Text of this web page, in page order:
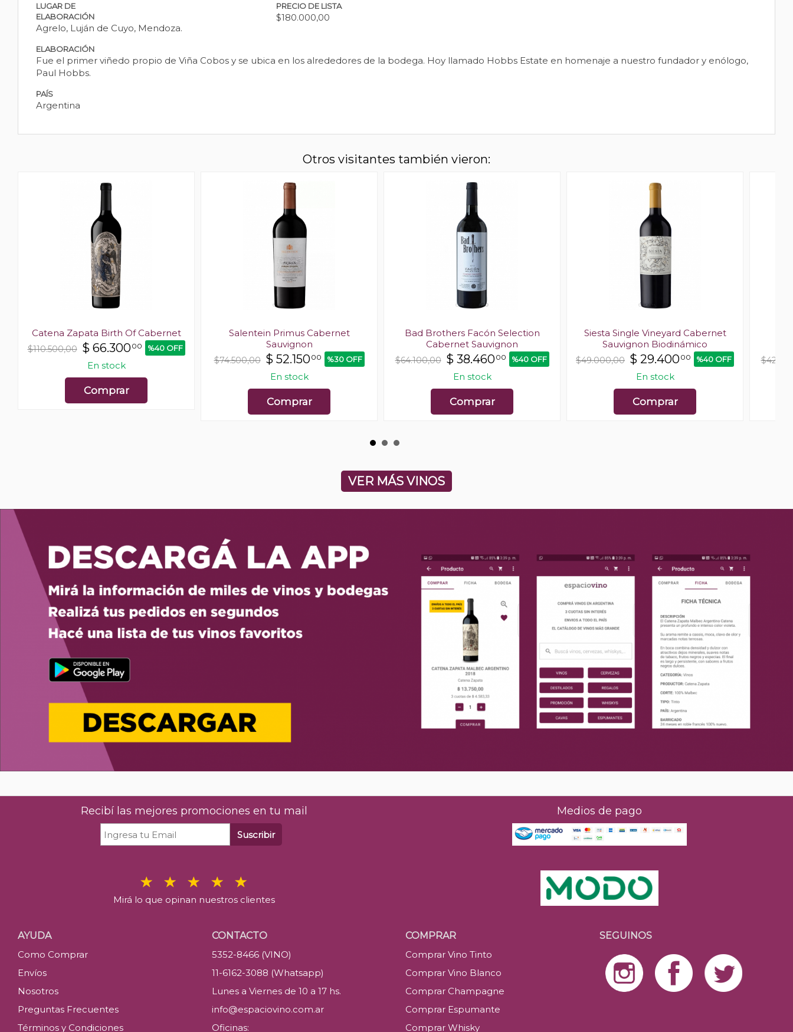
LUGAR DE
ELABORACIÓN
Agrelo, Luján de Cuyo, Mendoza.
PRECIO DE LISTA
$180.000,00
ELABORACIÓN
Fue el primer viñedo propio de Viña Cobos y se ubica en los alrededores de la bodega. Hoy llamado Hobbs Estate en homenaje a nuestro fundador y enólogo,
Paul Hobbs.
PAÍS
Argentina
Otros visitantes también vieron:
Catena Zapata Birth Of Cabernet
$110.500,00 $ 66.30000 %40 OFF
En stock
Comprar
Salentein Primus Cabernet
Sauvignon
$74.500,00 $ 52.15000 %30 OFF
En stock
Comprar
Bad Brothers Facón Selection
Cabernet Sauvignon
$64.100,00 $ 38.46000 %40 OFF
En stock
Comprar
Siesta Single Vineyard Cabernet
Sauvignon Biodinámico
$49.000,00 $ 29.40000 %40 OFF
En stock
Comprar
VER MÁS VINOS
Recibí las mejores promociones en tu mail
Suscribir
Mirá lo que opinan nuestros clientes
Medios de pago
AYUDA
Como Comprar
Envíos
Nosotros
Preguntas Frecuentes
Términos y Condiciones
CONTACTO
5352-8466 (VINO)
11-6162-3088 (Whatsapp)
Lunes a Viernes de 10 a 17 hs.
info@espaciovino.com.ar
Oficinas:
COMPRAR
Comprar Vino Tinto
Comprar Vino Blanco
Comprar Champagne
Comprar Espumante
Comprar Whisky
SEGUINOS